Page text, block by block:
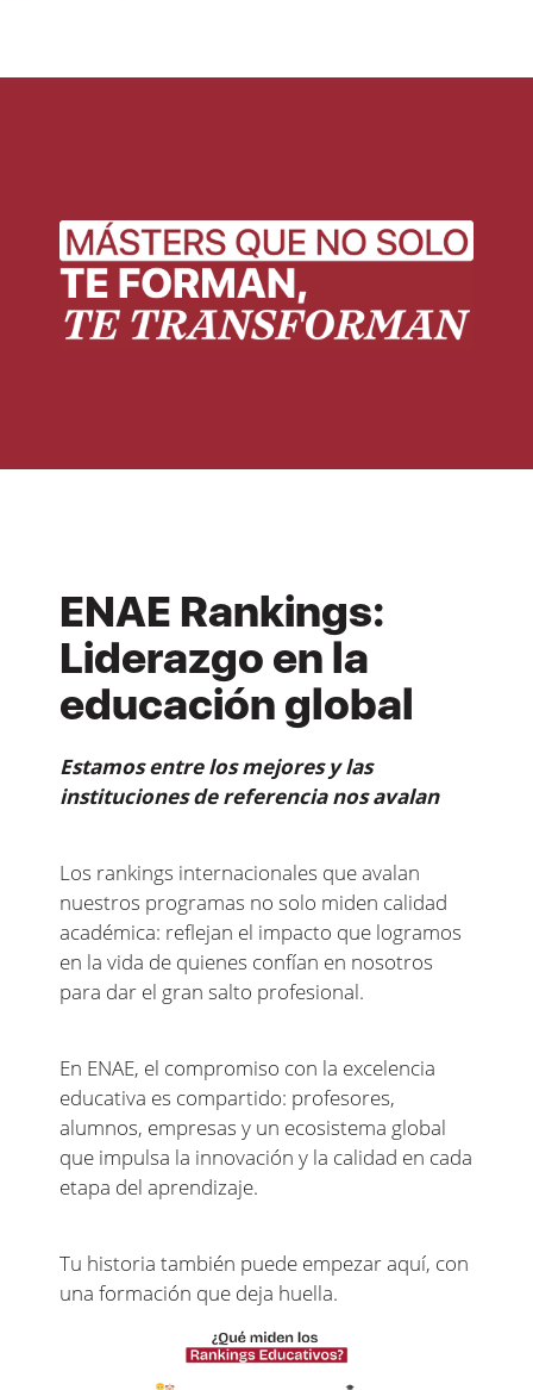
ENAE Rankings:
Liderazgo en la
educación global
Estamos entre los mejores y las
instituciones de referencia nos avalan
Los rankings internacionales que avalan
nuestros programas no solo miden calidad
académica: reflejan el impacto que logramos
en la vida de quienes confían en nosotros
para dar el gran salto profesional.
En ENAE, el compromiso con la excelencia
educativa es compartido: profesores,
alumnos, empresas y un ecosistema global
que impulsa la innovación y la calidad en cada
etapa del aprendizaje.
Tu historia también puede empezar aquí, con
una formación que deja huella.